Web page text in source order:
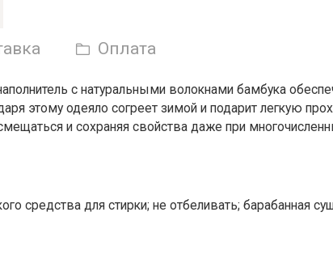
Оплата
с натуральными волокнами бамбука
этому одеяло согреет зимой и подарит легкую
и сохраняя свойства даже при
средства для стирки; не отбеливать; барабанная